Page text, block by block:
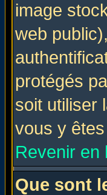
image
web
protégés
soit utiliser
vous y
Revenir en
Que sont